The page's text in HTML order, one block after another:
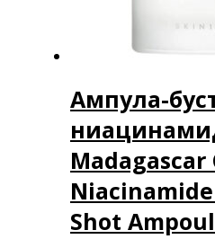
Ампула-
Shot